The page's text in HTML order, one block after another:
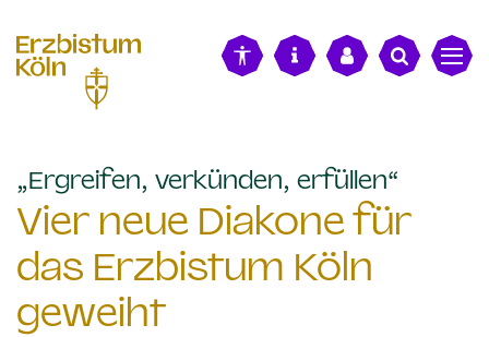
„Ergreifen, verkünden, erfüllen“
Vier neue Diakone für
das Erzbistum Köln
geweiht